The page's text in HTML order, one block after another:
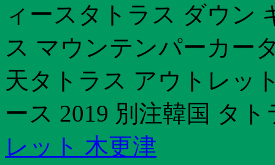
ィースタトラス ダウン
ス マウンテンパーカー
天タトラス アウトレッ
ース 2019 別注韓国 タ
レット 木更津